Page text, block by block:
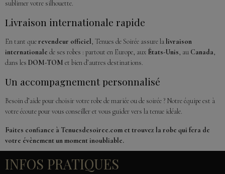
sublimer votre silhouette.
Livraison internationale rapide
En tant querevendeur officiel, Tenues de Soirée assure lalivraison
internationale de ses robes : partout en Europe, aux États-Unis, au Canada,
dans les DOM-TOM et bien d’autres destinations.
Un accompagnement personnalisé
Besoin d’aide pour choisir votre robe de mariée ou de soirée ? Notre équipe est à
votre écoute pour vous conseiller et vous guider vers la tenue idéale.
Faites confiance à Tenuesdesoiree.com et trouvez la robe qui fera de
votre évènement un moment inoubliable.
INFOS PRATIQUES